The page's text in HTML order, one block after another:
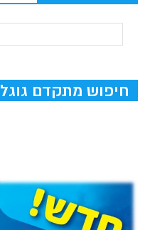
חיפוש מתקדם גוגל